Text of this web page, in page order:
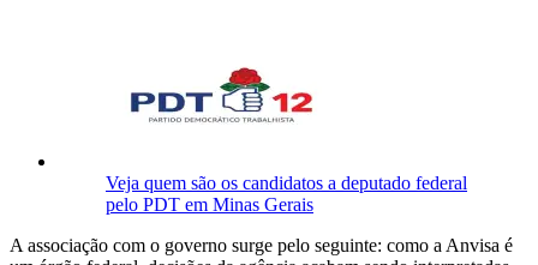
Veja quem são os candidatos a deputado federal
pelo PDT em Minas Gerais
A associação com o governo surge pelo seguinte: como a Anvisa é